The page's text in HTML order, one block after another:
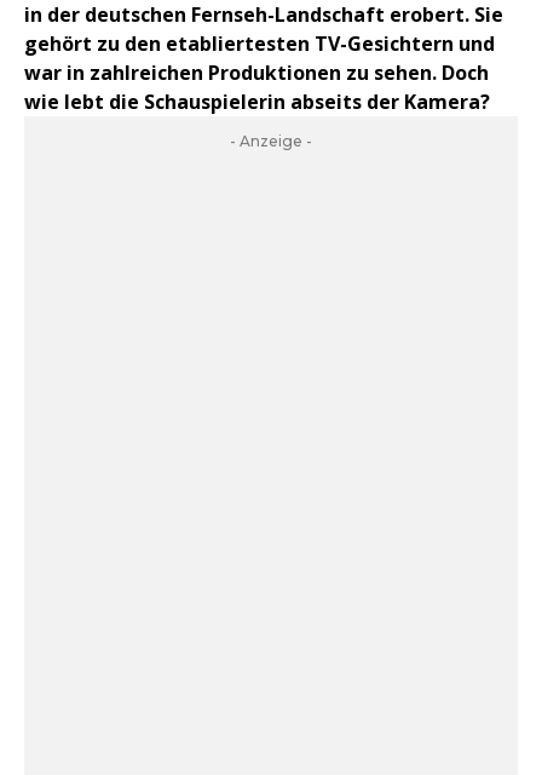
in der deutschen Fernseh-Landschaft erobert. Sie
gehört zu den etabliertesten TV-Gesichtern und
war in zahlreichen Produktionen zu sehen. Doch
wie lebt die Schauspielerin abseits der Kamera?
- Anzeige -